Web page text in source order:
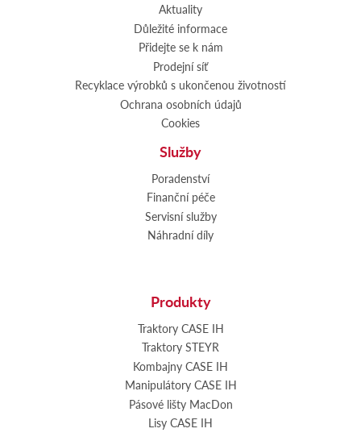
Aktuality
Důležité informace
Přidejte se k nám
Prodejní síť
Recyklace výrobků s ukončenou životností
Ochrana osobních údajů
Cookies
Služby
Poradenství
Finanční péče
Servisní služby
Náhradní díly
Produkty
Traktory CASE IH
Traktory STEYR
Kombajny CASE IH
Manipulátory CASE IH
Pásové lišty MacDon
Lisy CASE IH